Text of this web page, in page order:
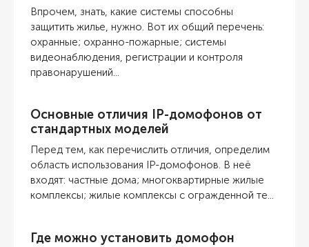
Впрочем, знать, какие системы способны
защитить жилье, нужно. Вот их общий перечень:
охранные; охранно-пожарные; системы
видеонаблюдения, регистрации и контроля
правонарушений...
Основные отличия IP-домофонов от
стандартных моделей
Перед тем, как перечислить отличия, определим
область использования IP-домофонов. В неё
входят: частные дома; многоквартирные жилые
комплексы; жилые комплексы с огражденной те...
Где можно установить домофон